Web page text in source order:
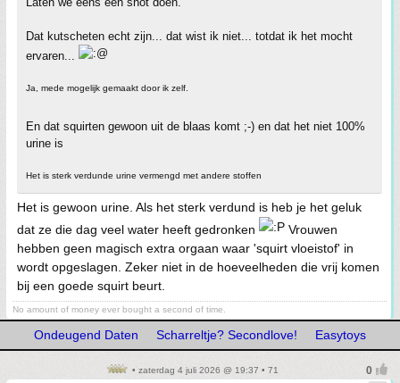
Dat kutscheten echt zijn... dat wist ik niet... totdat ik het mocht
ervaren...
Ja, mede mogelijk gemaakt door ik zelf.
En dat squirten gewoon uit de blaas komt ;-) en dat het niet 100%
urine is
Het is sterk verdunde urine vermengd met andere stoffen
Het is gewoon urine. Als het sterk verdund is heb je het geluk
dat ze die dag veel water heeft gedronken
Vrouwen
hebben geen magisch extra orgaan waar 'squirt vloeistof' in
wordt opgeslagen. Zeker niet in de hoeveelheden die vrij komen
bij een goede squirt beurt.
No amount of money ever bought a second of time.
Ondeugend Daten Scharreltje? Secondlove! Easytoys
• zaterdag 4 juli 2026 @ 19:37 • 71